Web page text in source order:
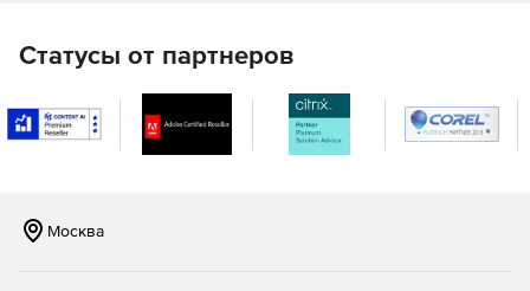
Расчет на прочность и устойчивость аппаратов
колонного типа с учетом ветровых нагрузок и
сейсмических воздействий осуществляется с
помощью модуля «ПАССАТ-Колонны». Расчет
проводится на основе ГОСТ 34233.9-2017.
аппаратов кожухотрубчатого типа и аппаратов
Статусы от партнеров
Москва